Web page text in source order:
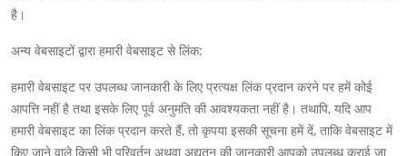
है।
अन्य वेबसाइटों द्वारा हमारी वेबसाइट से लिंक:
हमारी वेबसाइट पर उपलब्ध जानकारी के लिए प्रत्यक्ष लिंक प्रदान करने पर हमें कोई
आपत्ति नहीं है तथा इसके लिए पूर्व अनुमति की आवश्यकता नहीं है। तथापि, यदि आप
हमारी वेबसाइट का लिंक प्रदान करते हैं, तो कृपया इसकी सूचना हमें दें, ताकि वेबसाइट में
किए जाने वाले किसी भी परिवर्तन अथवा अद्यतन की जानकारी आपको उपलब्ध कराई जा